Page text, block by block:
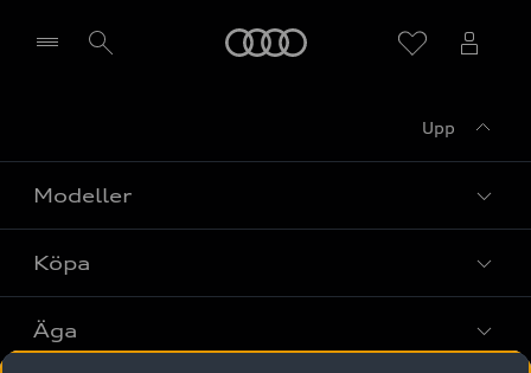
Upp
Modeller
Alla modeller
Elbilar
Köpa
Privaterbjudanden
Äga